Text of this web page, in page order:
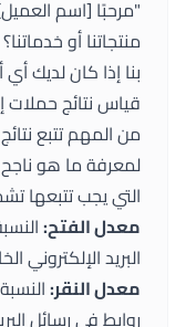
"مرحبًا [اسم
منتجاتنا أو
بنا إذا كان لديك أي
قياس نتائج حملات
من المهم تتبع
لمعرفة ما هو
التي يجب تتبعها
معدل الفتح:
البريد الإلكتروني
معدل النقر:
روابط في رسائل